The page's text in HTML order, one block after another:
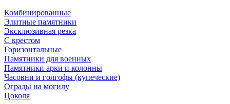
Комбинированные
Элитные памятники
Эксклюзивная резка
С крестом
Горизонтальные
Памятники для военных
Памятники арки и колонны
Часовни и голгофы (купеческие)
Ограды на могилу
Цоколя